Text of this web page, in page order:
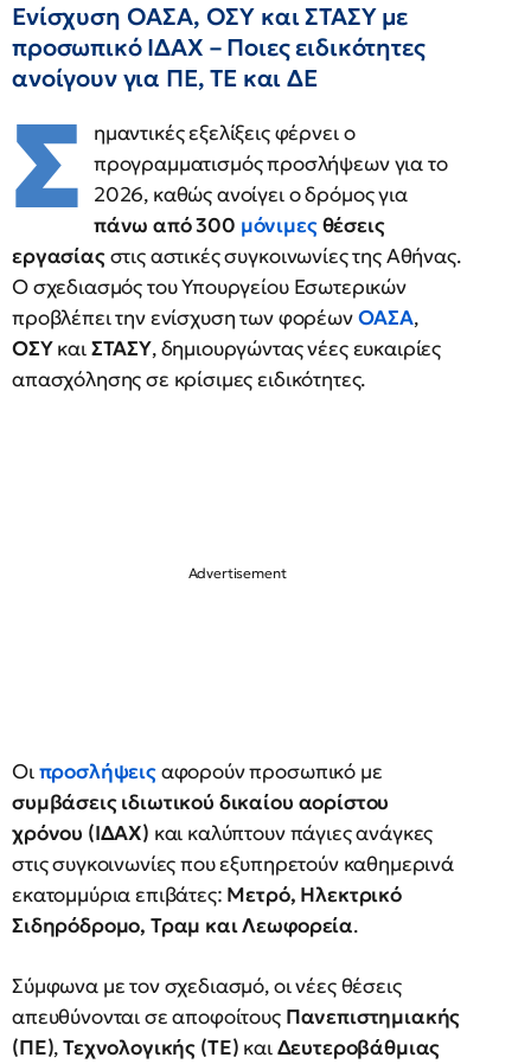
Ενίσχυση ΟΑΣΑ, ΟΣΥ και ΣΤΑΣΥ με
προσωπικό ΙΔΑΧ – Ποιες ειδικότητες
ανοίγουν για ΠΕ, ΤΕ και ΔΕ
Σ
ημαντικές εξελίξεις φέρνει ο
προγραμματισμός προσλήψεων για το
2026, καθώς ανοίγει ο δρόμος για
πάνω από 300 μόνιμεςθέσεις
εργασίαςστις αστικές συγκοινωνίες της Αθήνας.
Ο σχεδιασμός του Υπουργείου Εσωτερικών
προβλέπει την ενίσχυση των φορέωνΟΑΣΑ,
ΟΣΥκαιΣΤΑΣΥ, δημιουργώντας νέες ευκαιρίες
απασχόλησης σε κρίσιμες ειδικότητες.
Οιπροσλήψειςαφορούν προσωπικό με
συμβάσεις ιδιωτικού δικαίου αορίστου
χρόνου (ΙΔΑΧ) και καλύπτουν πάγιες ανάγκες
στις συγκοινωνίες που εξυπηρετούν καθημερινά
εκατομμύρια επιβάτες: Μετρό, Ηλεκτρικό
Σιδηρόδρομο, Τραμ και Λεωφορεία.
Σύμφωνα με τον σχεδιασμό, οι νέες θέσεις
απευθύνονται σε αποφοίτους Πανεπιστημιακής
(ΠΕ),Τεχνολογικής (ΤΕ) καιΔευτεροβάθμιας